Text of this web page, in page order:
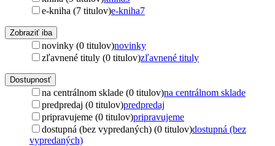
e-kniha (7 titulov)e-kniha7
Zobraziť iba
novinky (0 titulov)novinky
zľavnené tituly (0 titulov)zľavnené tituly
Dostupnosť
na centrálnom sklade (0 titulov)na centrálnom sklade
predpredaj (0 titulov)predpredaj
pripravujeme (0 titulov)pripravujeme
dostupná (bez vypredaných) (0 titulov)dostupná (bez
vypredaných)